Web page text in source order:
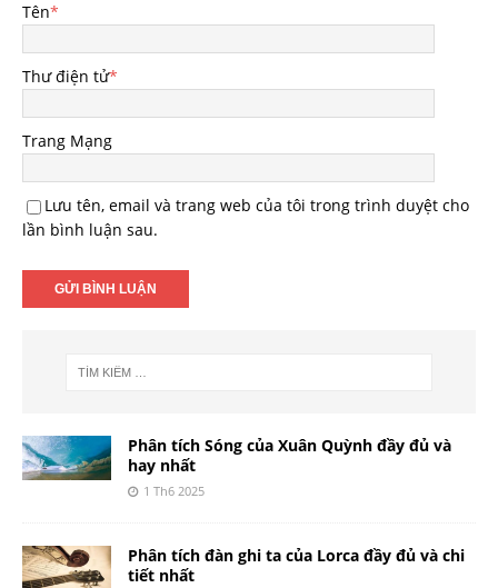
Tên*
Thư điện tử*
Trang Mạng
Lưu tên, email và trang web của tôi trong trình duyệt cho
lần bình luận sau.
Phân tích Sóng của Xuân Quỳnh đầy đủ và
hay nhất
1 Th6 2025
Phân tích đàn ghi ta của Lorca đầy đủ và chi
tiết nhất